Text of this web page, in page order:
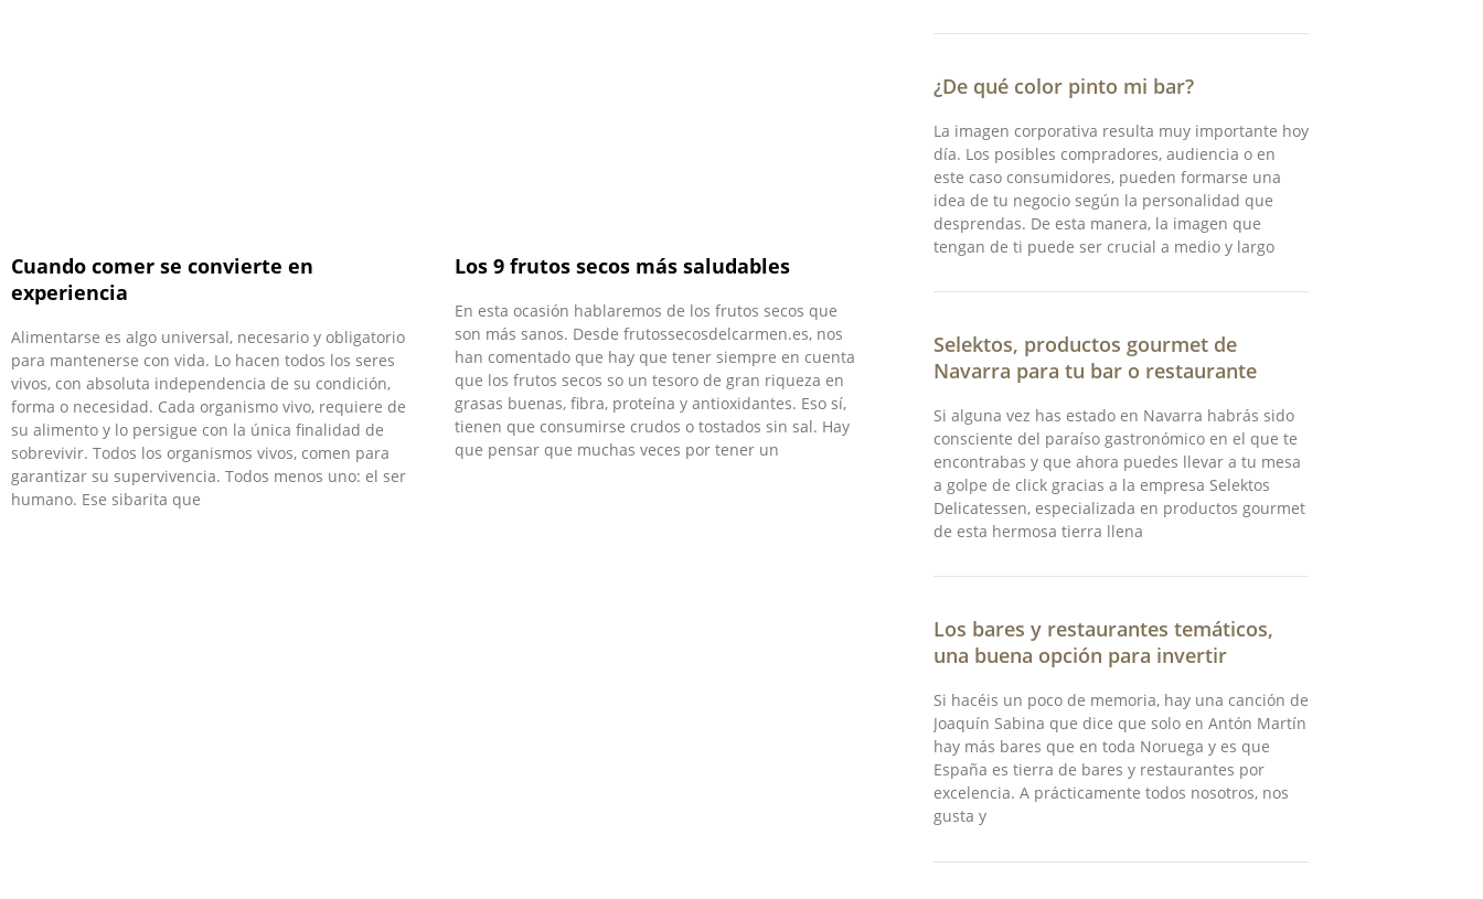
Cuando comer se convierte en
experiencia
Alimentarse es algo universal, necesario y obligatorio
para mantenerse con vida. Lo hacen todos los seres
vivos, con absoluta independencia de su condición,
forma o necesidad. Cada organismo vivo, requiere de
su alimento y lo persigue con la única finalidad de
sobrevivir. Todos los organismos vivos, comen para
garantizar su supervivencia. Todos menos uno: el ser
humano. Ese sibarita que
Los 9 frutos secos más saludables
En esta ocasión hablaremos de los frutos secos que
son más sanos. Desde frutossecosdelcarmen.es, nos
han comentado que hay que tener siempre en cuenta
que los frutos secos so un tesoro de gran riqueza en
grasas buenas, fibra, proteína y antioxidantes. Eso sí,
tienen que consumirse crudos o tostados sin sal. Hay
que pensar que muchas veces por tener un
¿De qué color pinto mi bar?
La imagen corporativa resulta muy importante hoy
día. Los posibles compradores, audiencia o en
este caso consumidores, pueden formarse una
idea de tu negocio según la personalidad que
desprendas. De esta manera, la imagen que
tengan de ti puede ser crucial a medio y largo
Selektos, productos gourmet de
Navarra para tu bar o restaurante
Si alguna vez has estado en Navarra habrás sido
consciente del paraíso gastronómico en el que te
encontrabas y que ahora puedes llevar a tu mesa
a golpe de click gracias a la empresa Selektos
Delicatessen, especializada en productos gourmet
de esta hermosa tierra llena
Los bares y restaurantes temáticos,
una buena opción para invertir
Si hacéis un poco de memoria, hay una canción de
Joaquín Sabina que dice que solo en Antón Martín
hay más bares que en toda Noruega y es que
España es tierra de bares y restaurantes por
excelencia. A prácticamente todos nosotros, nos
gusta y